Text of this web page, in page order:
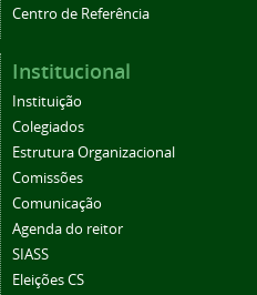
Centro de Referência
Institucional
Instituição
Colegiados
Estrutura Organizacional
Comissões
Comunicação
Agenda do reitor
SIASS
Eleições CS